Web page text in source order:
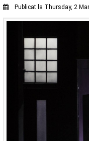
Publicat la Thursday, 2